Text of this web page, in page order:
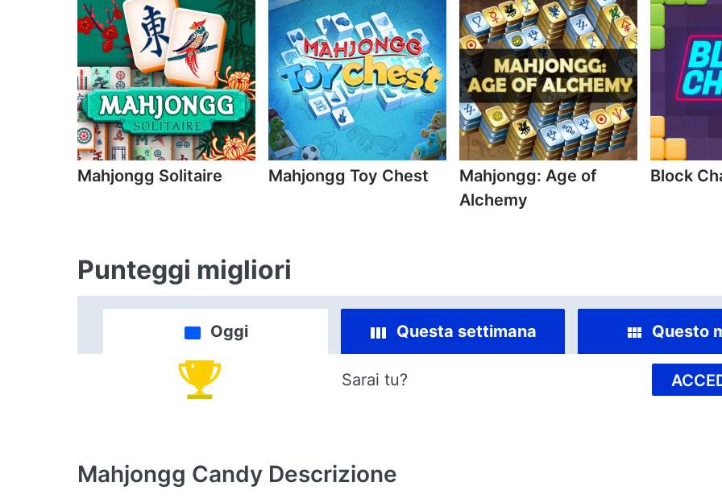
Mahjongg Solitaire Mahjongg Toy Chest
Mahjongg: Age of
Alchemy
Block
Punteggi migliori
Oggi Questa settimana Questo
Sarai tu?
Mahjongg Candy Descrizione